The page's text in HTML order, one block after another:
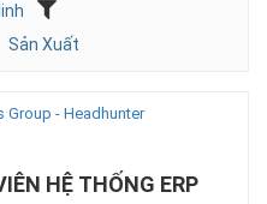
Sản Xuất
Group - Headhunter
HỆ THỐNG ERP